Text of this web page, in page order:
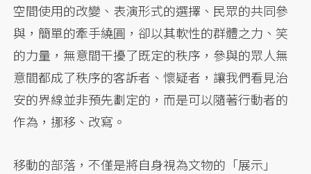
空間使用的改變、表演形式的選擇、民眾的共同參
與，簡單的牽手繞圓，卻以其軟性的群體之力、笑
的力量，無意間干擾了既定的秩序，參與的眾人無
意間都成了秩序的客訴者、懷疑者，讓我們看見治
安的界線並非預先劃定的，而是可以隨著行動者的
作為，挪移、改寫。
移動的部落，不僅是將自身視為文物的「展示」